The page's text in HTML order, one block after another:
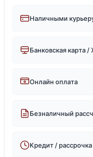
Наличными
Банковская карта /
Онлайн оплата
Безналичный
Кредит / рассрочка